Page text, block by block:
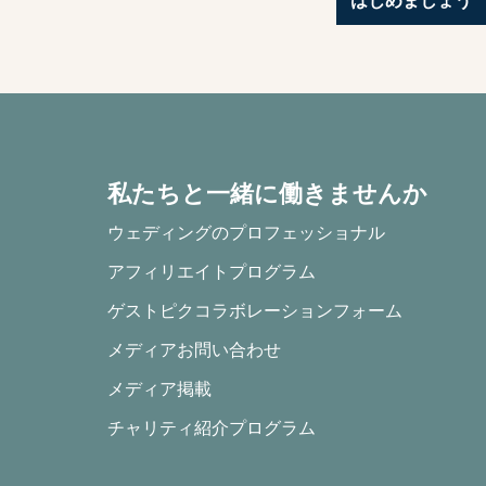
私たちと一緒に働きませんか
ウェディングのプロフェッショナル
アフィリエイトプログラム
ゲストピクコラボレーションフォーム
メディアお問い合わせ
メディア掲載
チャリティ紹介プログラム